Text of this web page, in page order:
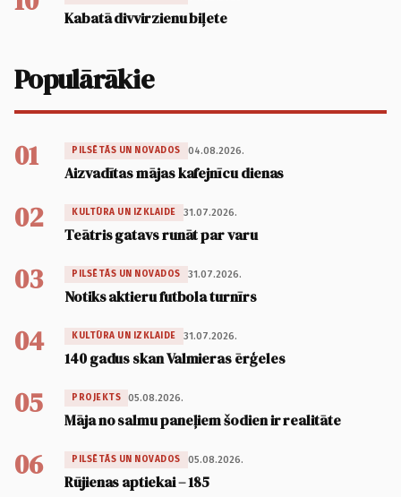
Kabatā divvirzienu biļete
Populārākie
01 PILSĒTĀS UN NOVADOS 04.08.2026.
Aizvadītas mājas kafejnīcu dienas
02 KULTŪRA UN IZKLAIDE 31.07.2026.
Teātris gatavs runāt par varu
03 PILSĒTĀS UN NOVADOS 31.07.2026.
Notiks aktieru futbola turnīrs
04 KULTŪRA UN IZKLAIDE 31.07.2026.
140 gadus skan Valmieras ērģeles
05 PROJEKTS 05.08.2026.
Māja no salmu paneļiem šodien ir realitāte
06 PILSĒTĀS UN NOVADOS 05.08.2026.
Rūjienas aptiekai – 185